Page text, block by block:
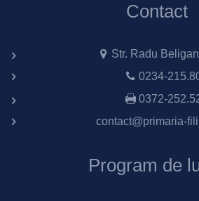
Contact
Str. Radu
0234-
0372-
contact@primaria-
Program de